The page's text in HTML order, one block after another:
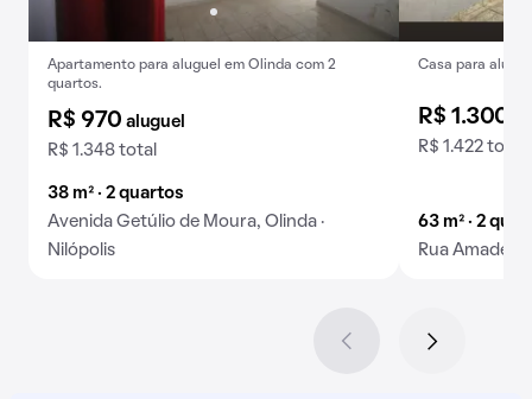
Apartamento para aluguel em Olinda com 2
quartos.
R$ 970aluguel
R$ 1.348 total
38 m² · 2 quartos
Avenida Getúlio de Moura, Olinda ·
Nilópolis
Casa para
R$ 1.300
R$ 1.422 total
63 m² · 2
Rua Amadeu